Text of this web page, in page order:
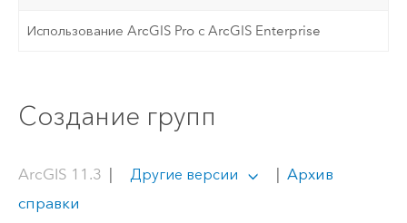
Использование ArcGIS Pro с ArcGIS Enterprise
Создание групп
ArcGIS 11.3 | Другие версии | Архив
справки